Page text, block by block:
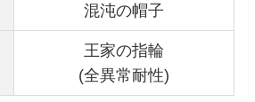
混沌の帽子
王家の指輪
(全異常耐性)